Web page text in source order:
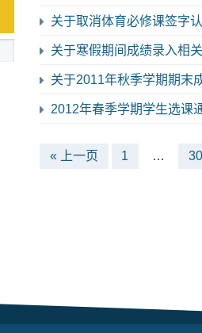
关于取消体育必修课签字
关于寒假期间成绩录入相
关于2011年秋季学期期末
2012年春季学期学生选课
« 上一页 1 … 30